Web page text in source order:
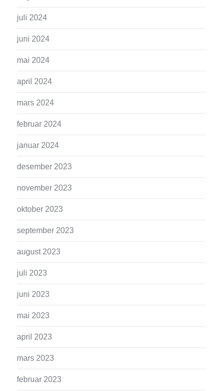
juli 2024
juni 2024
mai 2024
april 2024
mars 2024
februar 2024
januar 2024
desember 2023
november 2023
oktober 2023
september 2023
august 2023
juli 2023
juni 2023
mai 2023
april 2023
mars 2023
februar 2023